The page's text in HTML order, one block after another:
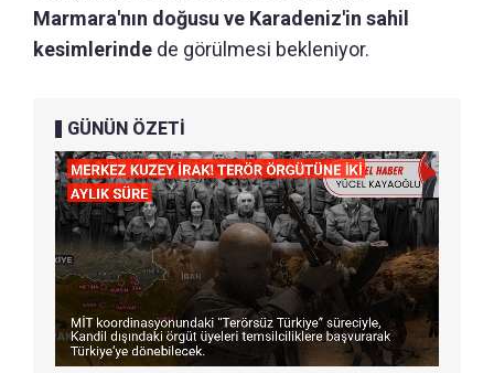
Marmara'nın doğusu ve Karadeniz'in sahil
kesimlerinde de görülmesi bekleniyor.
GÜNÜN ÖZETİ